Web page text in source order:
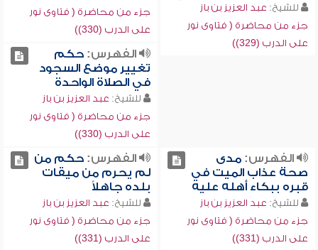
للشيخ: عبد العزيز بن باز
جزء من محاضرة ( فتاوى نور
على الدرب (329))
جزء من محاضرة ( فتاوى نور
على الدرب (330))
الفهرس:حكم
تغيير موضع السجود
في الصلاة الواحدة
للشيخ: عبد العزيز بن باز
جزء من محاضرة ( فتاوى نور
على الدرب (330))
الفهرس:مدى
صحة عذاب الميت في
قبره ببكاء أهله عليه
للشيخ: عبد العزيز بن باز
جزء من محاضرة ( فتاوى نور
على الدرب (331))
الفهرس:حكم من
لم يحرم من ميقات
بلده جاهلاً
للشيخ: عبد العزيز بن باز
جزء من محاضرة ( فتاوى نور
على الدرب (331))